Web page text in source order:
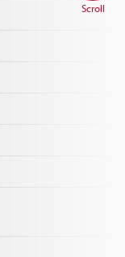
Scroll